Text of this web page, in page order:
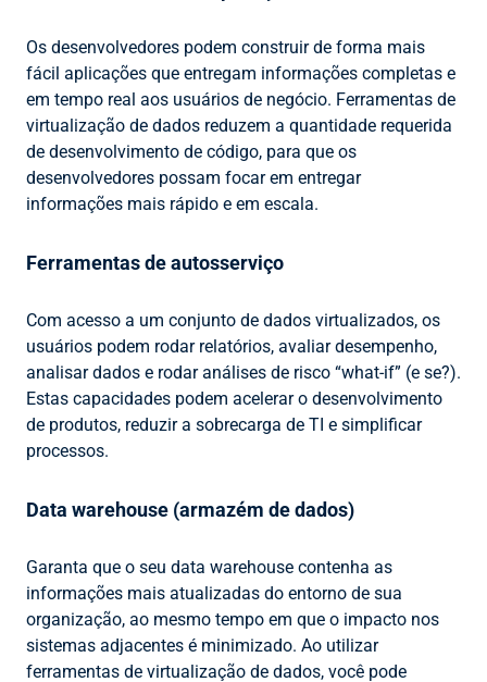
Os desenvolvedores podem construir de forma mais
fácil aplicações que entregam informações completas e
em tempo real aos usuários de negócio. Ferramentas de
virtualização de dados reduzem a quantidade requerida
de desenvolvimento de código, para que os
desenvolvedores possam focar em entregar
informações mais rápido e em escala.
Ferramentas de autosserviço
Com acesso a um conjunto de dados virtualizados, os
usuários podem rodar relatórios, avaliar desempenho,
analisar dados e rodar análises de risco “what-if” (e se?).
Estas capacidades podem acelerar o desenvolvimento
de produtos, reduzir a sobrecarga de TI e simplificar
processos.
Data warehouse (armazém de dados)
Garanta que o seu data warehouse contenha as
informações mais atualizadas do entorno de sua
organização, ao mesmo tempo em que o impacto nos
sistemas adjacentes é minimizado. Ao utilizar
ferramentas de virtualização de dados, você pode